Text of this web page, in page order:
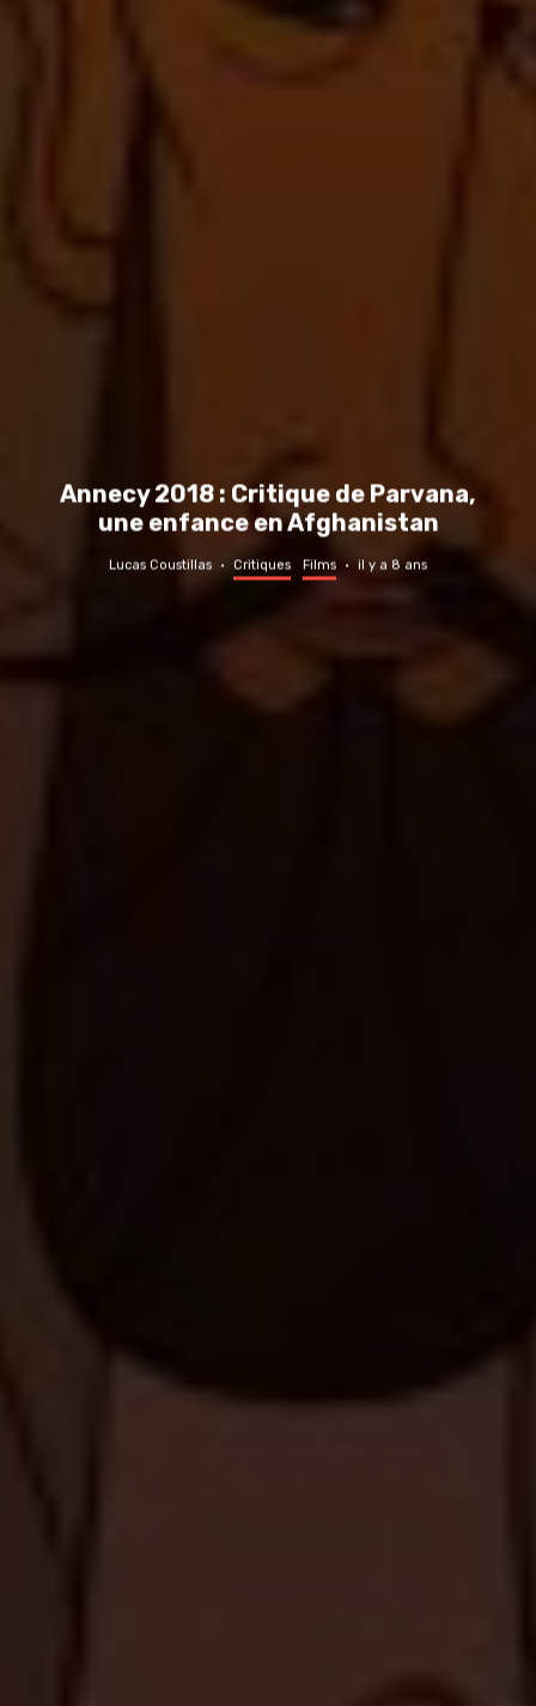
Annecy 2018 : Critique de Parvana,
une enfance en Afghanistan
Lucas Coustillas · Critiques Films · il y a 8 ans